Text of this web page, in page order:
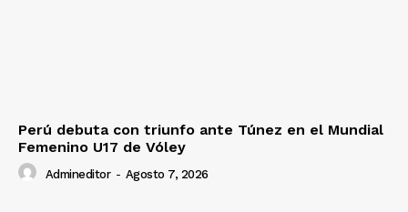
Perú debuta con triunfo ante Túnez en el Mundial
Femenino U17 de Vóley
Admineditor - Agosto 7, 2026